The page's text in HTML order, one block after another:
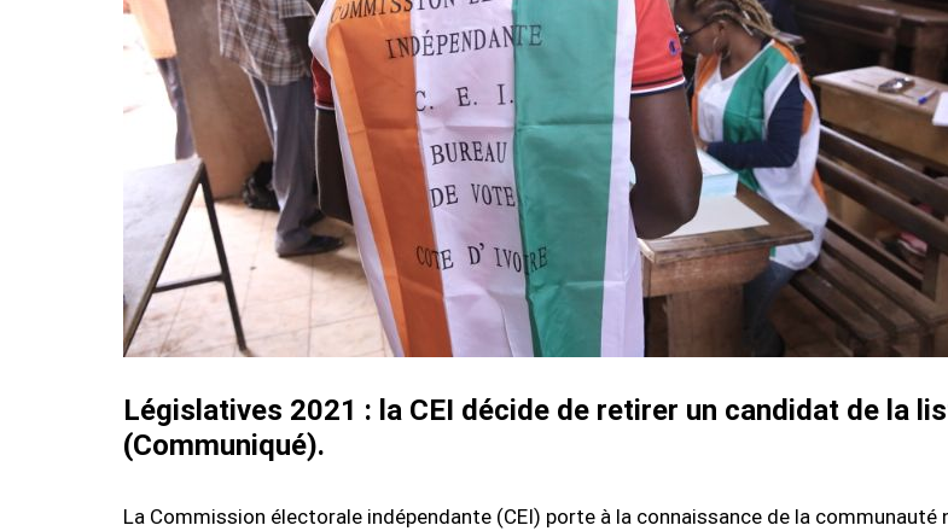
Législatives 2021 : la CEI décide de retirer un candidat de la
(Communiqué).
La Commission électorale indépendante (CEI) porte à la connaissance de la